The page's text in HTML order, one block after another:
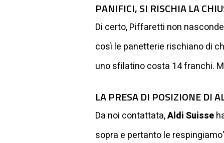
PANIFICI, SI RISCHIA LA
Di certo, Piffaretti non
così le panetterie rischiano di
uno sfilatino costa 14 franchi.
LA PRESA DI POSIZIONE DI
Da noi contattata,Aldi Suisse
sopra e pertanto le